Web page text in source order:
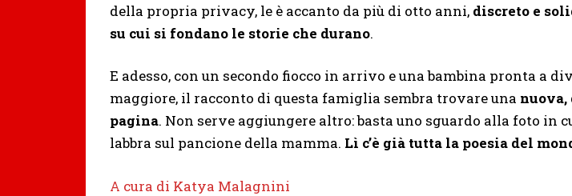
della propria privacy, le è accanto da più di otto anni, discreto e
su cui si fondano le storie che durano.
E adesso, con un secondo fiocco in arrivo e una bambina pronta a
maggiore, il racconto di questa famiglia sembra trovare una
pagina. Non serve aggiungere altro: basta uno sguardo alla foto in
labbra sul pancione della mamma. Lì c’è già tutta la poesia del
A cura di Katya Malagnini